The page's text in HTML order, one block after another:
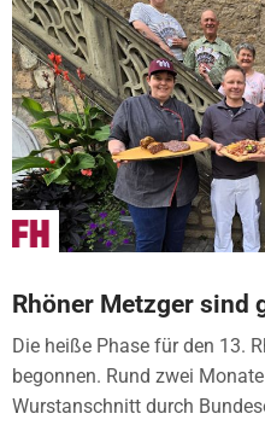
Rhöner Metzger sind
Die heiße Phase für den 13.
begonnen. Rund zwei
Wurstanschnitt durch